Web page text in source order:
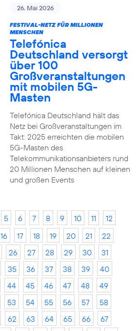
26. Mai 2026
FESTIVAL-NETZ FÜR MILLIONEN
MENSCHEN
Telefónica
Deutschland versorgt
über 100
Großveranstaltungen
mit mobilen 5G-
Masten
Telefónica Deutschland hält das
Netz bei Großveranstaltungen im
Takt: 2025 erreichten die mobilen
5G-Masten des
Telekommunikationsanbieters rund
20 Millionen Menschen auf kleinen
und großen Events
5 6 7 8 9 10 11
12
16 17 18 19 20 21
22
26 27 28 29 30
31
35 36 37 38 39
40
44 45 46 47 48
49
53 54 55 56 57
58
62 63 64 65 66
67